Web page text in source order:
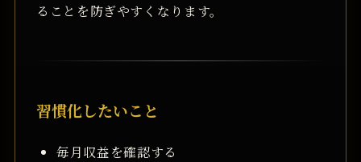
ることを防ぎやすくなります。
習慣化したいこと
毎月収益を確認する